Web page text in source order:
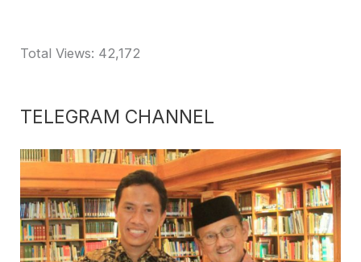
Total Views: 42,172
TELEGRAM CHANNEL